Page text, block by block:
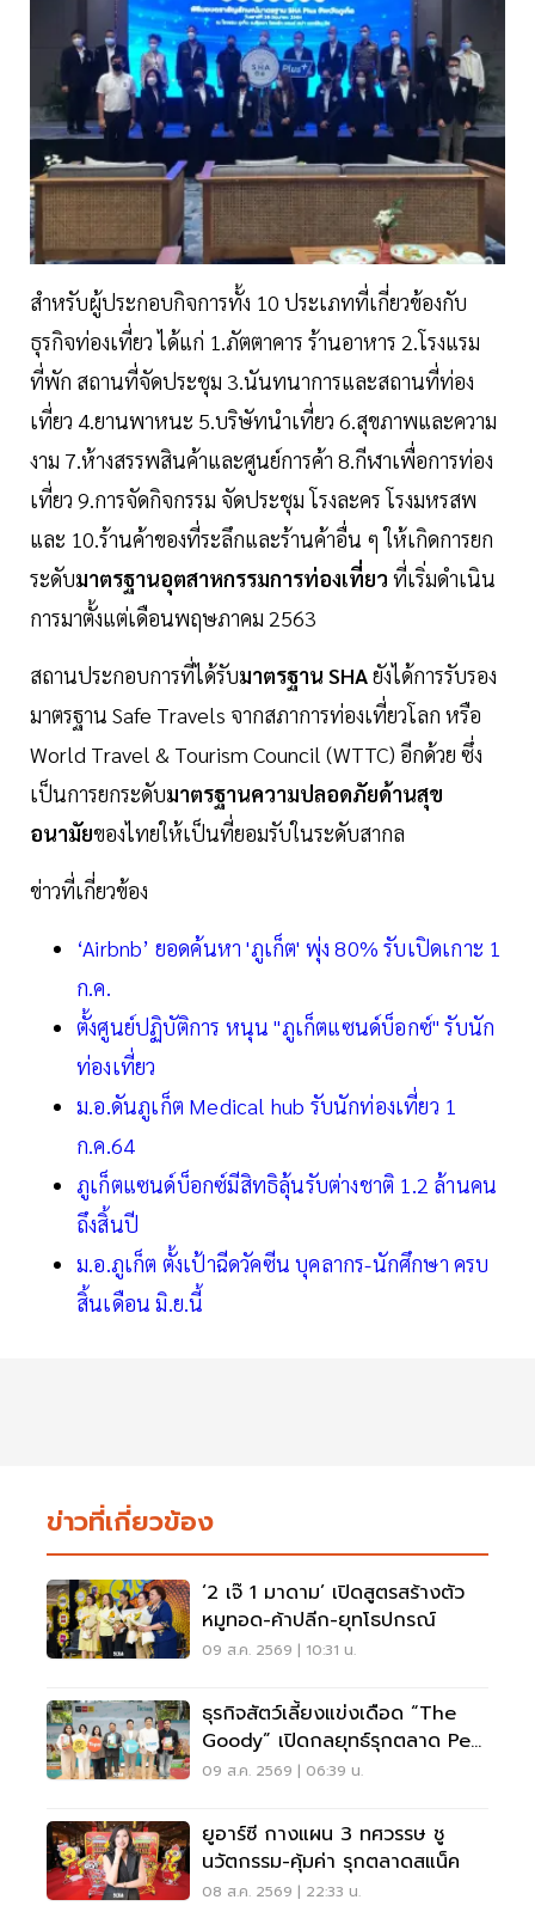
สำหรับผู้ประกอบกิจการทั้ง 10 ประเภทที่เกี่ยวข้องกับ
ธุรกิจท่องเที่ยว ได้แก่ 1.ภัตตาคาร ร้านอาหาร 2.โรงแรม
ที่พัก สถานที่จัดประชุม 3.นันทนาการและสถานที่ท่อง
เที่ยว 4.ยานพาหนะ 5.บริษัทนำเที่ยว 6.สุขภาพและความ
งาม 7.ห้างสรรพสินค้าและศูนย์การค้า 8.กีฬาเพื่อการท่อง
เที่ยว 9.การจัดกิจกรรม จัดประชุม โรงละคร โรงมหรสพ
และ 10.ร้านค้าของที่ระลึกและร้านค้าอื่น ๆ ให้เกิดการยก
ระดับมาตรฐานอุตสาหกรรมการท่องเที่ยว ที่เริ่มดำเนิน
การมาตั้งแต่เดือนพฤษภาคม 2563
สถานประกอบการที่ได้รับมาตรฐาน SHAยังได้การรับรอง
มาตรฐาน Safe Travels จากสภาการท่องเที่ยวโลก หรือ
World Travel & Tourism Council (WTTC) อีกด้วย ซึ่ง
เป็นการยกระดับมาตรฐานความปลอดภัยด้านสุข
อนามัยของไทยให้เป็นที่ยอมรับในระดับสากล
ข่าวที่เกี่ยวข้อง
‘Airbnb’ ยอดค้นหา 'ภูเก็ต' พุ่ง 80% รับเปิดเกาะ 1
ก.ค.
ตั้งศูนย์ปฏิบัติการ หนุน "ภูเก็ตแซนด์บ็อกซ์" รับนัก
ท่องเที่ยว
ม.อ.ดันภูเก็ต Medical hub รับนักท่องเที่ยว 1
ก.ค.64
ภูเก็ตแซนด์บ็อกซ์มีสิทธิลุ้นรับต่างชาติ 1.2 ล้านคน
ถึงสิ้นปี
ม.อ.ภูเก็ต ตั้งเป้าฉีดวัคซีน บุคลากร-นักศึกษา ครบ
สิ้นเดือน มิ.ย.นี้
ข่าวที่เกี่ยวข้อง
‘2 เจ๊ 1 มาดาม’ เปิดสูตรสร้างตัว
หมูทอด-ค้าปลีก-ยุทโธปกรณ์
09 ส.ค. 2569 | 10:31 น.
ธุรกิจสัตว์เลี้ยงแข่งเดือด “The
Goody” เปิดกลยุทธ์รุกตลาด Pet
Humanization
09 ส.ค. 2569 | 06:39 น.
ยูอาร์ซี กางแผน 3 ทศวรรษ ชู
นวัตกรรม-คุ้มค่า รุกตลาดสแน็ค
08 ส.ค. 2569 | 22:33 น.